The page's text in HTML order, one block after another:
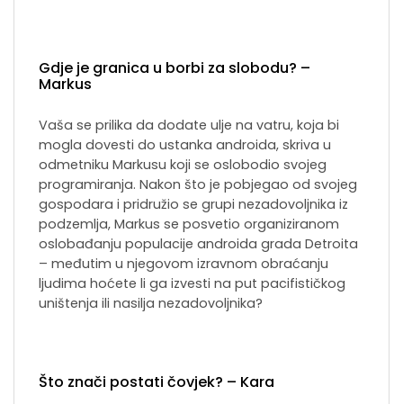
Gdje je granica u borbi za slobodu? –
Markus
Vaša se prilika da dodate ulje na vatru, koja bi
mogla dovesti do ustanka androida, skriva u
odmetniku Markusu koji se oslobodio svojeg
programiranja. Nakon što je pobjegao od svojeg
gospodara i pridružio se grupi nezadovoljnika iz
podzemlja, Markus se posvetio organiziranom
oslobađanju populacije androida grada Detroita
– međutim u njegovom izravnom obraćanju
ljudima hoćete li ga izvesti na put pacifističkog
uništenja ili nasilja nezadovoljnika?
Što znači postati čovjek? – Kara